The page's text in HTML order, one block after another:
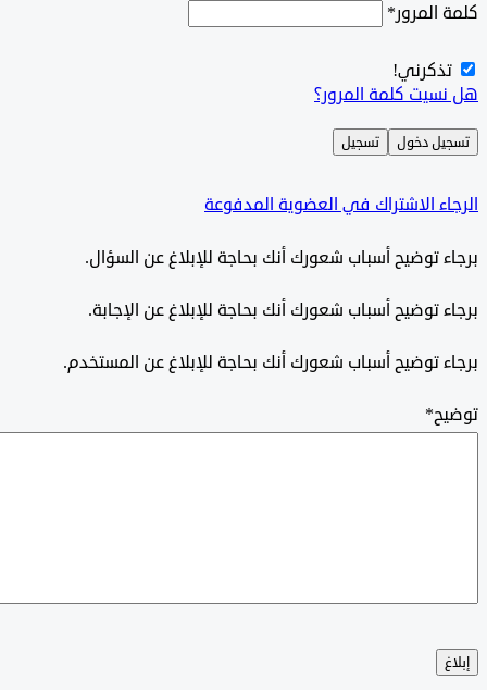
*
كلمة المرور؟
دخول تسجيل
الاشتراك في العضوية المدفوعة
توضيح أسباب شعورك أنك بحاجة للإبلاغ عن السؤال.
توضيح أسباب شعورك أنك بحاجة للإبلاغ عن الإجابة.
توضيح أسباب شعورك أنك بحاجة للإبلاغ عن المستخدم.
*